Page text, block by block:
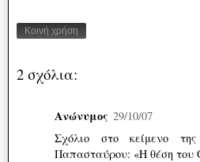
Κοινή χρήση
2 σχόλια:
Ανώνυμος 29/10/07
Σχόλιο στο κείμενο
Παπασταύρου: «Η θέση του